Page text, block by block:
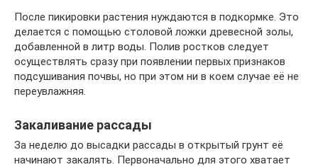
После пикировки растения нуждаются в подкормке. Это
делается с помощью столовой ложки древесной золы,
добавленной в литр воды. Полив ростков следует
осуществлять сразу при появлении первых признаков
подсушивания почвы, но при этом ни в коем случае её не
переувлажняя.
Закаливание рассады
За неделю до высадки рассады в открытый грунт её
начинают закалять. Первоначально для этого хватает